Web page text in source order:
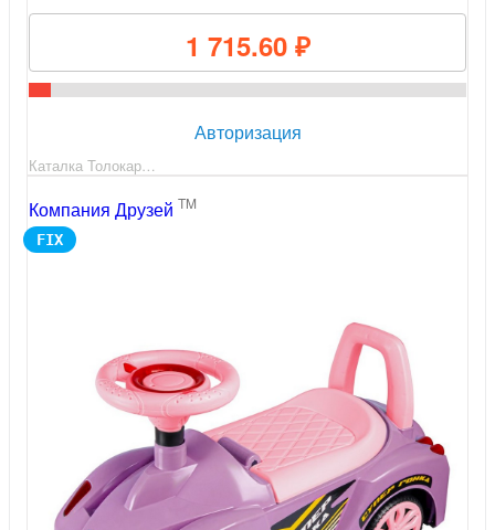
1 715.60 ₽
Авторизация
Каталка Толокар…
Компания Друзей TM
FIX